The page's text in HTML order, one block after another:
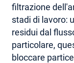
filtrazione
stadi di lavoro:
residui dal
particolare,
bloccare